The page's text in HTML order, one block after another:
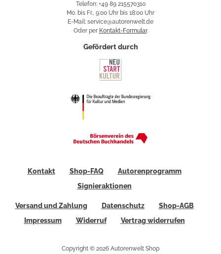
Telefon: +49 89 215570310
Mo. bis Fr., 9:00 Uhr bis 18:00 Uhr
E-Mail: service@autorenwelt.de
Oder per Kontakt-Formular.
Gefördert durch
Kontakt Shop-FAQ
Autorenprogramm
Signieraktionen
Versand und Zahlung Datenschutz
Shop-AGB
Impressum
Widerruf Vertrag widerrufen
Copyright © 2026 Autorenwelt Shop